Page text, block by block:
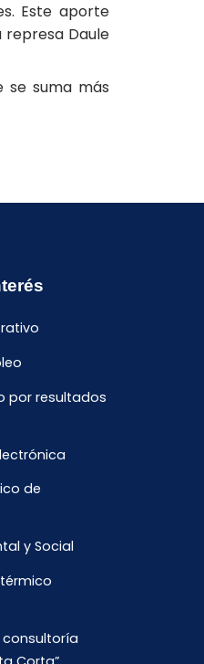
Este aporte
represa Daule
se suma más
por resultados
de
y Social